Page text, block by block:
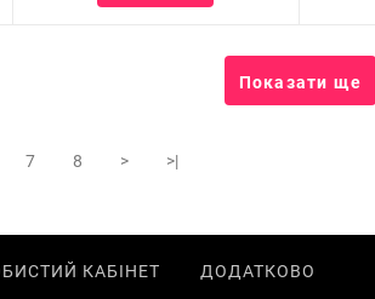
Показати ще
7 8 > >|
КАБІНЕТ
ДОДАТКОВО